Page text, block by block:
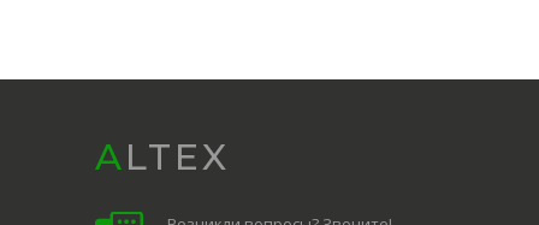
ALTEX